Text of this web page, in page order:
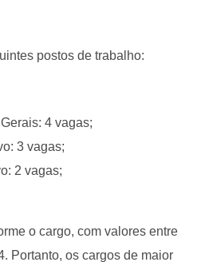
postos de trabalho:
4 vagas;
3 vagas;
2 vagas;
o cargo, com valores entre
Portanto, os cargos de maior